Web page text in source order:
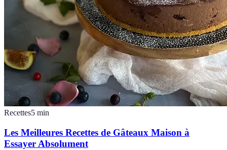
Recettes5 min
Les Meilleures Recettes de Gâteaux Maison à
Essayer Absolument